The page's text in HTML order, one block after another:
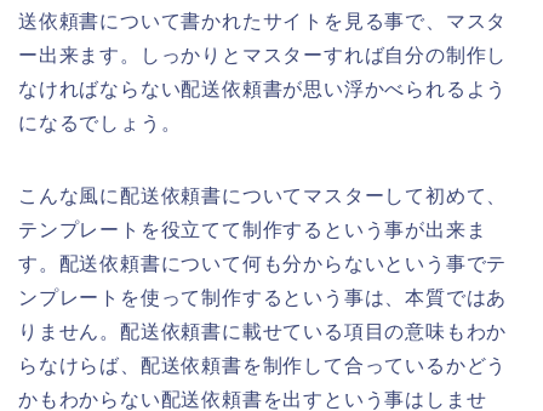
送依頼書について書かれたサイトを見る事で、マスタ
ー出来ます。しっかりとマスターすれば自分の制作し
なければならない配送依頼書が思い浮かべられるよう
になるでしょう。
こんな風に配送依頼書についてマスターして初めて、
テンプレートを役立てて制作するという事が出来ま
す。配送依頼書について何も分からないという事でテ
ンプレートを使って制作するという事は、本質ではあ
りません。配送依頼書に載せている項目の意味もわか
らなけらば、配送依頼書を制作して合っているかどう
かもわからない配送依頼書を出すという事はしませ